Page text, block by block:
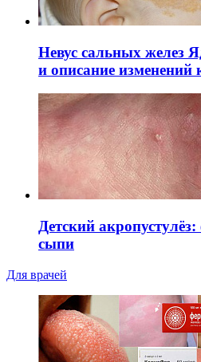
Невус сальных желез
и описание изменений
Детский
сыпи
Для врачей